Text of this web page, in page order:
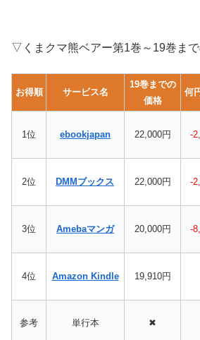
▽くまクマ熊ベアー第1巻～19巻ま
お得順 サービス名
19巻までの
価格
何
1位 ebookjapan 22,000円 -
2位 DMMブックス 22,000円 -
3位 Amebaマンガ 20,000円 -
4位 Amazon Kindle 19,910円
参考 単行本 ✖